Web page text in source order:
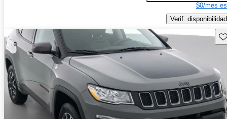
$0/mes
Verif. disponibilidad